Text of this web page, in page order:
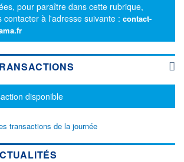
pour paraître dans cette rubrique,
contacter à l'adresse suivante : contact-
disponible
transactions de la journée